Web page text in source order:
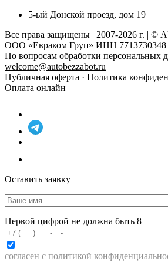
5-ый Донской проезд, дом 19
Все права защищены | 2007-2026 г. | ©
ООО «Евраком Груп» ИНН 7713730348
По вопросам обработки персональных
welcome@autobezzabot.ru
Публичная оферта · Политика
Оплата онлайн
Оставить заявку
Первой цифрой не должна быть 8
согласен с политикой